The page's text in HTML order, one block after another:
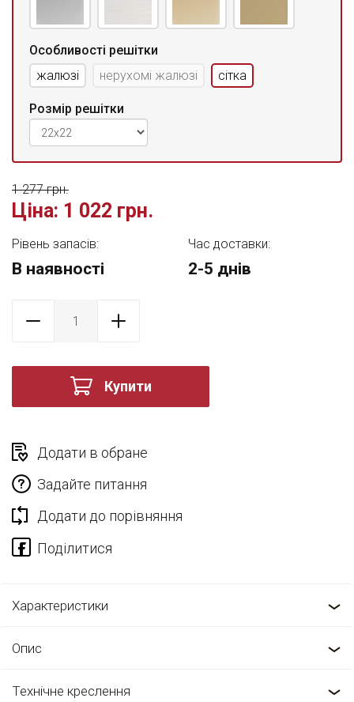
Особливості решітки
жалюзі
нерухомі жалюзі сітка
Розмір решітки
Ціна: 1 022 грн.
1 277 грн.
Рівень запасів:
В наявності
Час доставки:
2-5 днів
Купити
Додати в обране
Задайте питання
Додати до порівняння
Характеристики
Опис
Технічне креслення